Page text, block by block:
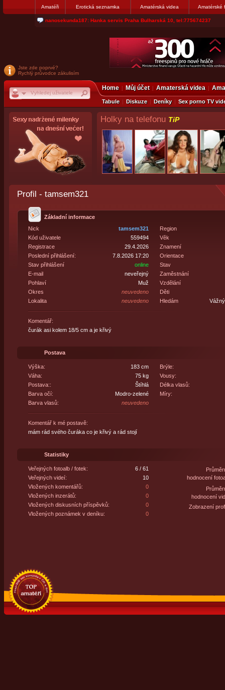
Amatéři Erotická seznamka Amatérská videa Amatérské
jjoseff: Najde se par, ktery nekdy přemýšlel o divákovi. Napiste
Jste zde poprvé?
Rychlý průvodce zákulisím
Home Můj účet Amaterská videa
Tabule Diskuze Deníky Sex porno TV
Holky na telefonu TiP
Profil - tamsem321
Základní informace
Nick
tamsem321
Kód uživatele
559494
Registrace
29.4.2026
Poslední přihlášení:
7.8.2026 17:20
Stav přihlášení
online
E-mail
neveřejný
Pohlaví
Muž
Okres
neuvedeno
Lokalita
neuvedeno
Region
Věk
Znamení
Orientace
Stav
Zaměstnání
Vzdělání
Děti
Hledám
Komentář:
čurák asi kolem 18/5 cm a je křivý
Postava
Výška:
183 cm
Váha:
75 kg
Postava::
Štíhlá
Barva očí:
Modro-zelené
Barva vlasů:
neuvedeno
Brýle:
Vousy:
Délka vlasů:
Míry:
Komentář k mé postavě:
mám rád svého čuráka co je křivý a rád stojí
Statistiky
Veřejných fotoalb / fotek:
6 / 61
Veřejných videí:
10
Vložených komentářů:
0
Vložených inzerátů:
0
Vložených diskusních příspěvků:
0
Vložených poznámek v deníku:
0
hodnocení
hodnocení
Zobrazení